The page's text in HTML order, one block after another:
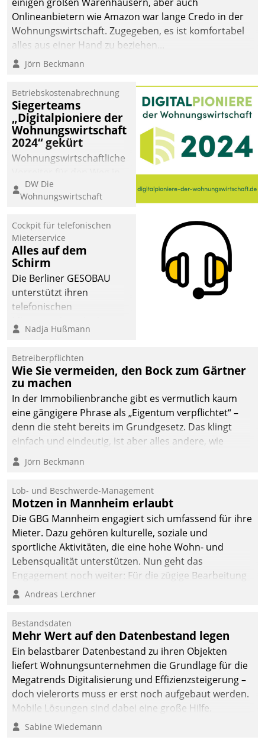
abgeben – rund um die
Uhr.
Onlineanbietern wie Amazon war lange Credo in der
Wohnungswirtschaft. Zugegeben, es ist komfortabel
alles aus einer Hand zu beziehen...
Jörn Beckmann
Betriebskostenabrechnung
Siegerteams
„Digitalpioniere der
Wohnungswirtschaft
2024“ gekürt
Wohnungswirtschaftliche
eine digitale Zukunft zu
finden, ist das Ziel des
der
Wohnungswirtschaft“.
Bewerben können sich
dafür ein Team
bestehend aus
Wohnungsunternehmen
und PropTech.
DW Die
Wohnungswirtschaft
Cockpit für telefonischen
Mieterservice
Alles auf dem
Schirm
Die Berliner GESOBAU
unterstützt ihren
telefonischen
digitalen Cockpit, das
passende Fragen und
Schlagworte auswirft.
Eine intuitive
Dialogführung ermöglicht
dem externen
Serviceteam, Anrufe von
Mietenden zügiger und
effizienter zu bearbeiten.
Nadja Hußmann
Betreiberpflichten
Wie Sie vermeiden, den Bock zum Gärtner
zu machen
In der Immobilienbranche gibt es vermutlich kaum
eine gängigere Phrase als „Eigentum verpflichtet“ –
denn die steht bereits im Grundgesetz. Das klingt
einfach und eindeutig, ist aber alles andere, wie
Branchenbeschäftigte wissen. Denn mit der
Verantwortung folgen Verpflichtungen.
Jörn Beckmann
Lob- und Beschwerde-Management
Motzen in Mannheim erlaubt
Die GBG Mannheim engagiert sich umfassend für ihre
Mieter. Dazu gehören kulturelle, soziale und
sportliche Aktivitäten, die eine hohe Wohn- und
Lebensqualität unterstützen. Nun geht das
Engagement noch weiter: Für die zügige Bearbeitung
von Beschwerden – oder Lob – richtet das
und Beschwerde-Management einen eigenen Kanal
ein.
Andreas Lerchner
Bestandsdaten
Mehr Wert auf den Datenbestand legen
Ein belastbarer Datenbestand zu ihren Objekten
liefert Wohnungsunternehmen die Grundlage für die
Megatrends Digitalisierung und Effizienzsteigerung –
doch vielerorts muss er erst noch aufgebaut werden.
Mobile Lösungen sind dabei eine große Hilfe.
Sabine Wiedemann